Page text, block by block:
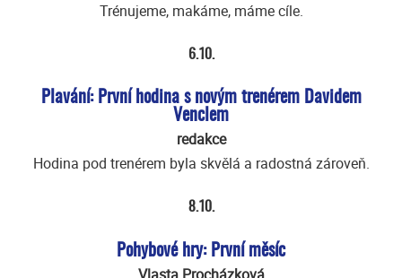
Trénujeme, makáme, máme cíle.
6.10.
Plavání: První hodina s novým trenérem Davidem
Venclem
redakce
Hodina pod trenérem byla skvělá a radostná zároveň.
8.10.
Pohybové hry: První měsíc